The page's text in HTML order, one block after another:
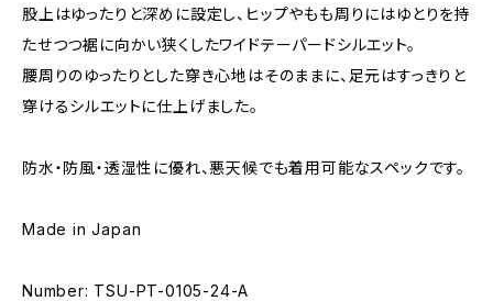
股上はゆったりと深めに設定し、ヒップやもも周りにはゆとりを持
たせつつ裾に向かい狭くしたワイドテーパードシルエット。
腰周りのゆったりとした穿き心地はそのままに、足元はすっきりと
穿けるシルエットに仕上げました。
防水・防風・透湿性に優れ、悪天候でも着用可能なスペックです。
Made in Japan
Number: TSU-PT-0105-24-A